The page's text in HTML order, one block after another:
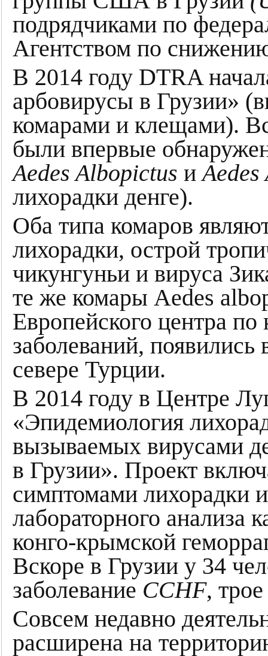
подрядчиками по
Агентством по
В 2014 году DTRA
арбовирусы в Грузии»
комарами и клещами).
были впервые
Aedes Albopictus и
лихорадки денге).
Оба типа комаров
лихорадки, острой
чикунгуньи и вируса
те же комары Aedes
Европейского центра
заболеваний,
севере Турции.
В 2014 году в Центре
«Эпидемиология
вызываемых вирусами
в Грузии». Проект
симптомами лихорадки
лабораторного анализа
конго-крымской
Вскоре в Грузии у 34
заболевание CCHF,
Совсем недавно
расширена на